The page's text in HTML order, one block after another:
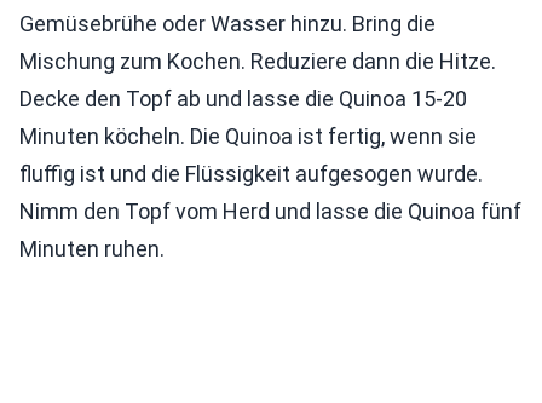
Gemüsebrühe oder Wasser hinzu. Bring die
Mischung zum Kochen. Reduziere dann die Hitze.
Decke den Topf ab und lasse die Quinoa 15-20
Minuten köcheln. Die Quinoa ist fertig, wenn sie
fluffig ist und die Flüssigkeit aufgesogen wurde.
Nimm den Topf vom Herd und lasse die Quinoa fünf
Minuten ruhen.